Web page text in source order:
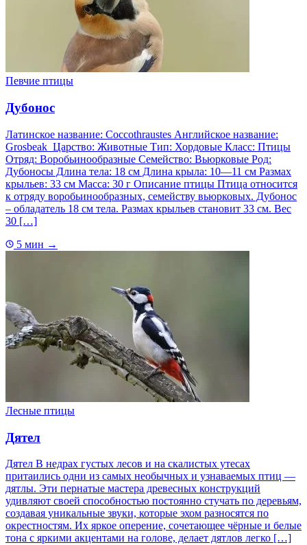
Певчие птицы
Дубонос
Латинское название: Coccothraustes Английское название:
Grosbeak Царство: Животные Тип: Хордовые Класс: Птицы
Отряд: Воробьинообразные Семейство: Вьюрковые Род:
Дубоносы Длина тела: 18 см Длина крыла: 10—11 см Размах
крыльев: 33 см Масса: 30 г Описание птицы Птица относится
к отряду воробьинообразных, семейству вьюрковых. Дубонос
– обладатель 18 см тела. Размах крыльев становит 33 см. Вес
30 […]
5 мин →
Лесные птицы
Дятел
Дятел В недрах густых лесов и на скалистых утесах
притаились одни из самых необычных и узнаваемых птиц —
дятлы. Эти пернатые мастера древесных конструкций
удивляют своей способностью постоянно стучать по деревьям,
создавая уникальные звуки, которые эхом разносятся по
окрестностям. Их яркое оперение, сочетающее чёрные и белые
тона с яркими акцентами на голове, делает дятлов легко […]